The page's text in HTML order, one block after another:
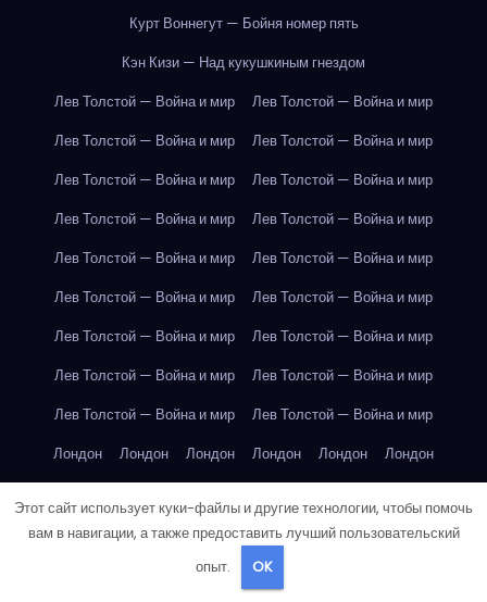
Курт Воннегут — Бойня номер пять
Кэн Кизи — Над кукушкиным гнездом
Лев Толстой — Война и мир
Лев Толстой — Война и мир
Лев Толстой — Война и мир
Лев Толстой — Война и мир
Лев Толстой — Война и мир
Лев Толстой — Война и мир
Лев Толстой — Война и мир
Лев Толстой — Война и мир
Лев Толстой — Война и мир
Лев Толстой — Война и мир
Лев Толстой — Война и мир
Лев Толстой — Война и мир
Лев Толстой — Война и мир
Лев Толстой — Война и мир
Лев Толстой — Война и мир
Лев Толстой — Война и мир
Лев Толстой — Война и мир
Лев Толстой — Война и мир
Лондон
Лондон Лондон Лондон Лондон
Лондон
Лондон
Лондон Лондон Лондон Лондон
Лондон
Лондон Лондон
Этот сайт использует куки-файлы и другие технологии, чтобы помочь
вам в навигации, а также предоставить лучший пользовательский
опыт.
OK